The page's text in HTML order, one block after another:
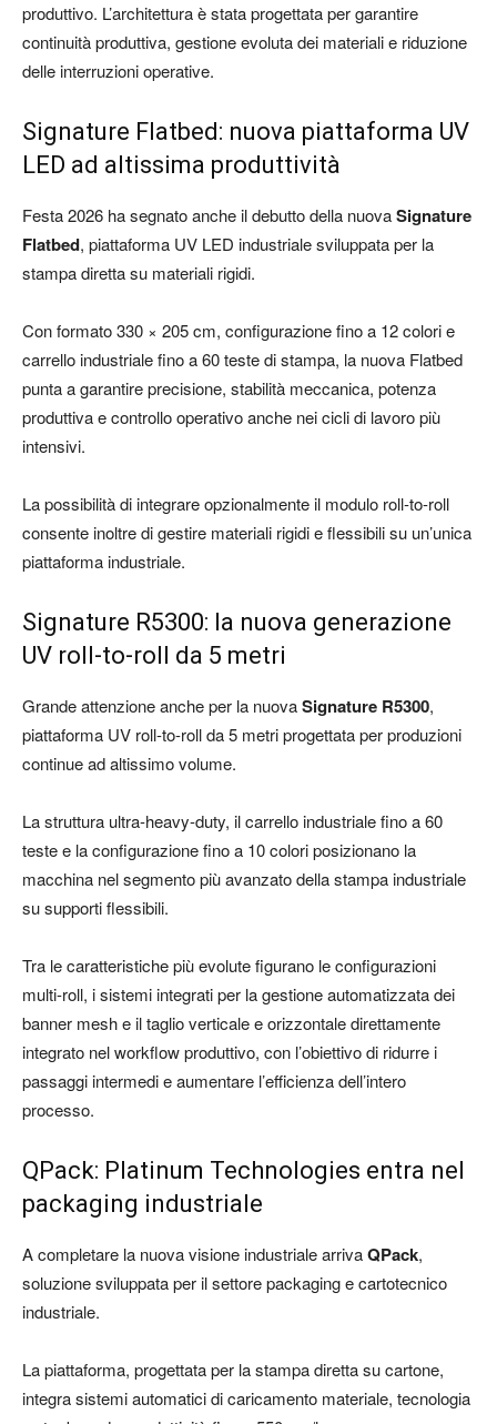
produttivo. L’architettura è stata progettata per garantire
continuità produttiva, gestione evoluta dei materiali e riduzione
delle interruzioni operative.
Signature Flatbed: nuova piattaforma UV
LED ad altissima produttività
Festa 2026 ha segnato anche il debutto della nuovaSignature
Flatbed, piattaforma UV LED industriale sviluppata per la
stampa diretta su materiali rigidi.
Con formato 330 × 205 cm, configurazione fino a 12 colori e
carrello industriale fino a 60 teste di stampa, la nuova Flatbed
punta a garantire precisione, stabilità meccanica, potenza
produttiva e controllo operativo anche nei cicli di lavoro più
intensivi.
La possibilità di integrare opzionalmente il modulo roll-to-roll
consente inoltre di gestire materiali rigidi e flessibili su un’unica
piattaforma industriale.
Signature R5300: la nuova generazione
UV roll-to-roll da 5 metri
Grande attenzione anche per la nuovaSignature R5300,
piattaforma UV roll-to-roll da 5 metri progettata per produzioni
continue ad altissimo volume.
La struttura ultra-heavy-duty, il carrello industriale fino a 60
teste e la configurazione fino a 10 colori posizionano la
macchina nel segmento più avanzato della stampa industriale
su supporti flessibili.
Tra le caratteristiche più evolute figurano le configurazioni
multi-roll, i sistemi integrati per la gestione automatizzata dei
banner mesh e il taglio verticale e orizzontale direttamente
integrato nel workflow produttivo, con l’obiettivo di ridurre i
passaggi intermedi e aumentare l’efficienza dell’intero
processo.
QPack: Platinum Technologies entra nel
packaging industriale
A completare la nuova visione industriale arrivaQPack,
soluzione sviluppata per il settore packaging e cartotecnico
industriale.
La piattaforma, progettata per la stampa diretta su cartone,
integra sistemi automatici di caricamento materiale, tecnologia